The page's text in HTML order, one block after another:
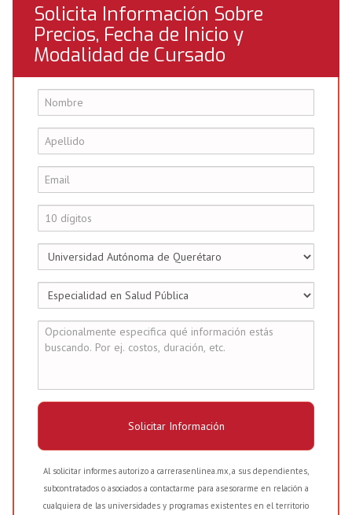
Solicita Información Sobre
Precios, Fecha de Inicio y
Modalidad de Cursado
Solicitar Información
Al solicitar informes autorizo a carrerasenlinea.mx, a sus dependientes,
subcontratados o asociados a contactarme para asesorarme en relación a
cualquiera de las universidades y programas existentes en el territorio